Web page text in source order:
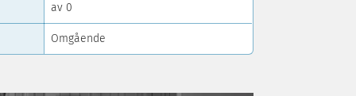
av 0
Omgående